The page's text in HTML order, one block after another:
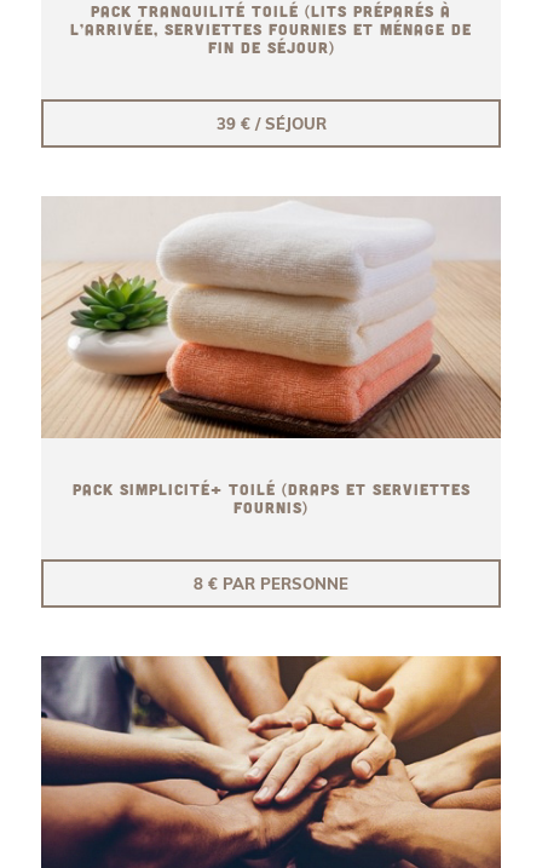
PACK TRANQUILITÉ TOILÉ (LITS PRÉPARÉS À
L’ARRIVÉE, SERVIETTES FOURNIES ET MÉNAGE DE
FIN DE SÉJOUR)
39 € / SÉJOUR
PACK SIMPLICITÉ+ TOILÉ (DRAPS ET SERVIETTES
FOURNIS)
8 € PAR PERSONNE